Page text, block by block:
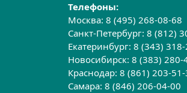
Телефоны:
Москва:8 (495) 268-08-68
Санкт-Петербург:8 (812)
Екатеринбург:8 (343)
Новосибирск:8 (383) 280-
Краснодар:8 (861) 203-51-
Самара:8 (846) 206-04-00